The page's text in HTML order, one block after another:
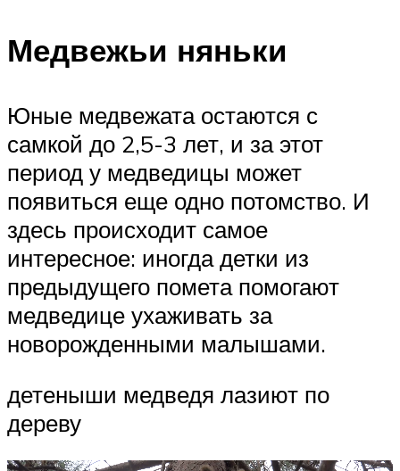
Медвежьи няньки
Юные медвежата остаются с
самкой до 2,5-3 лет, и за этот
период у медведицы может
появиться еще одно потомство. И
здесь происходит самое
интересное: иногда детки из
предыдущего помета помогают
медведице ухаживать за
новорожденными малышами.
детеныши медведя лазиют по
дереву